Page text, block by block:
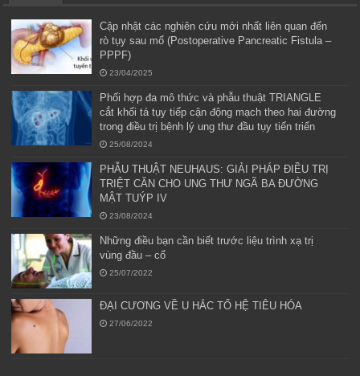
Cập nhật các nghiên cứu mới nhất liên quan đến
rò tụy sau mổ (Postoperative Pancreatic Fistula –
PPPF)
23/04/2025
Phối hợp đa mô thức và phẫu thuật TRIANGLE
cắt khối tá tụy tiếp cận động mạch theo hai đường
trong điều trị bệnh lý ung thư đầu tụy tiến triển
25/08/2024
PHẪU THUẬT NEUHAUS: GIẢI PHÁP ĐIỀU TRỊ
TRIỆT CĂN CHO UNG THƯ NGÃ BA ĐƯỜNG
MẬT TUÝP IV
23/08/2024
Những điều bạn cần biết trước liệu trình xạ trị
vùng đầu – cổ
25/07/2022
ĐẠI CƯƠNG VỀ U HẮC TỐ HỆ TIÊU HÓA
27/06/2022